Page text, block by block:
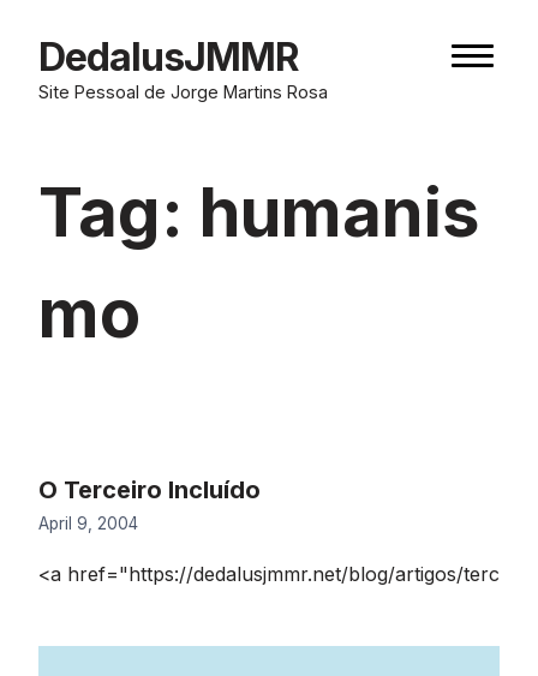
contentDedalusJMMR
Site Pessoal de Jorge Martins Rosa
Tag: humanis
mo
O Terceiro Incluído
April 9, 2004
<a href="https://dedalusjmmr.net/blog/artigos/terc